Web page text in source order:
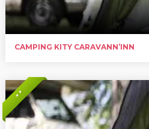
CAMPING KITY CARAVANN’INN
* *